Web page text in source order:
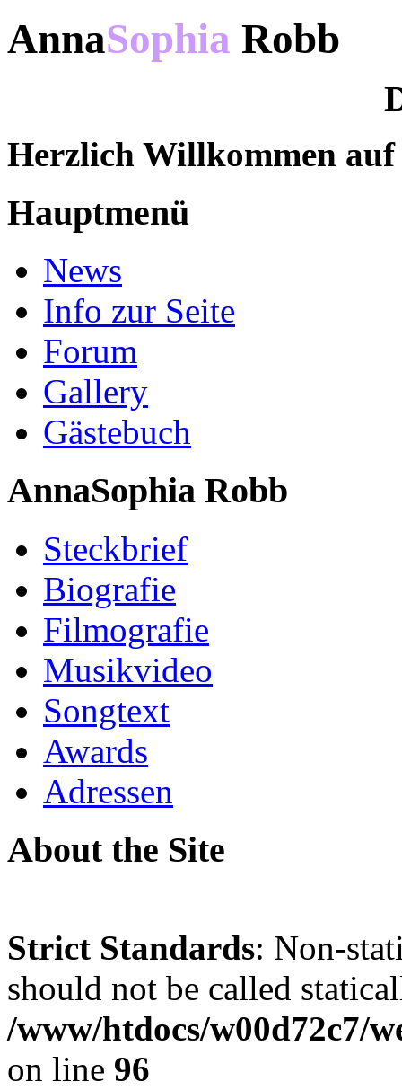
AnnaSophia Robb
Herzlich Willkommen
Hauptmenü
News
Info zur Seite
Forum
Gallery
Gästebuch
AnnaSophia Robb
Steckbrief
Biografie
Filmografie
Musikvideo
Songtext
Awards
Adressen
About the Site
Strict Standards: Non-
should not be called
/www/htdocs/w00d72c7/
on line 96